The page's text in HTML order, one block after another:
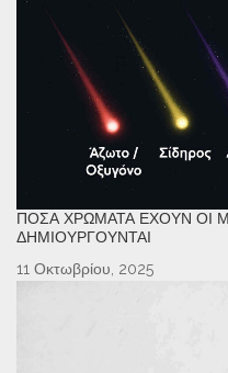
ΠΌΣΑ ΧΡΏΜΑΤΑ ΈΧΟΥΝ ΟΙ
ΔΗΜΙΟΥΡΓΟΎΝΤΑΙ
11 Οκτωβρίου, 2025